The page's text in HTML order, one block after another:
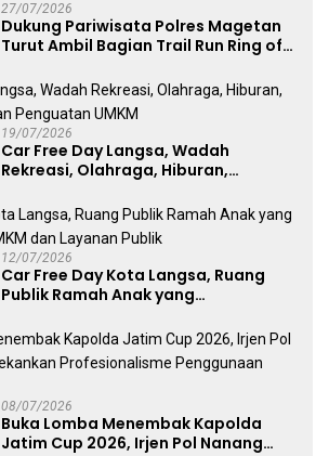
27/07/2026
Dukung Pariwisata Polres Magetan
Turut Ambil Bagian Trail Run Ring of
19/07/2026
Car Free Day Langsa, Wadah
Rekreasi, Olahraga, Hiburan,
UMKM
12/07/2026
Car Free Day Kota Langsa, Ruang
Publik Ramah Anak yang
Publik
08/07/2026
Buka Lomba Menembak Kapolda
Jatim Cup 2026, Irjen Pol Nanang